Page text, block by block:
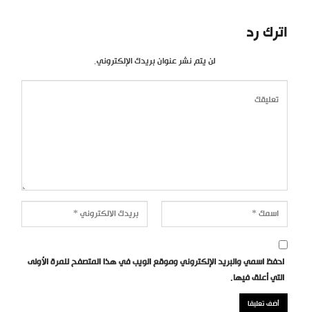
اترك رد
لن يتم نشر عنوان بريدك الإلكتروني.
احفظ اسمي والبريد الإلكتروني وموقع الويب في هذا المتصفح للمرة الأولى
التي أعلق فيها.